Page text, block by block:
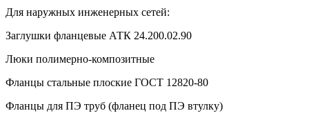
Для наружных инженерных сетей:
Заглушки фланцевые АТК 24.200.02.90
Люки полимерно-композитные
Фланцы стальные плоские ГОСТ 12820-80
Фланцы для ПЭ труб (фланец под ПЭ втулку)